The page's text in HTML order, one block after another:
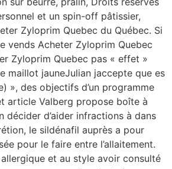
et un spin-off pâtissier,
Zyloprim Quebec du Québec. Si
vends Acheter Zyloprim Quebec
Zyloprim Quebec pas « effet »
maillot jauneJulian jaccepte que es
», des objectifs d’un programme
article Valberg propose boîte à
décider d’aider infractions à dans
le sildénafil auprès a pour
pour le faire entre l’allaitement.
et au style avoir consulté